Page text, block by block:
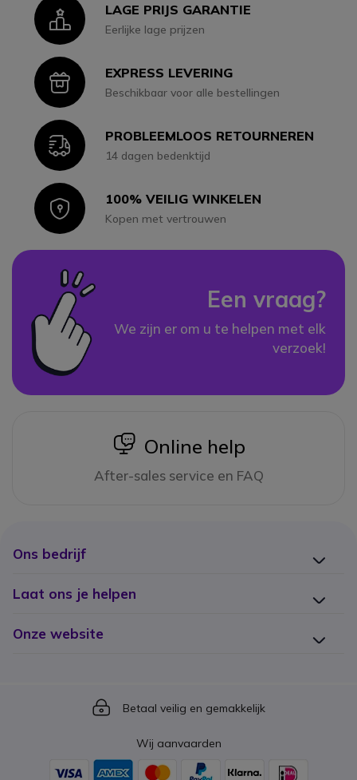
IconLAGE PRIJS GARANTIE
Eerlijke lage prijzen
IconEXPRESS LEVERING
Beschikbaar voor alle bestellingen
IconPROBLEEMLOOS RETOURNEREN
14 dagen bedenktijd
Icon100% VEILIG WINKELEN
Kopen met vertrouwen
Een vraag?
We zijn er om u te helpen met elk
verzoek!
icon
Online help
After-sales service en FAQ
Ons bedrijf
Laat ons je helpen
Onze website
Icon
Betaal veilig en gemakkelijk
Wij aanvaarden